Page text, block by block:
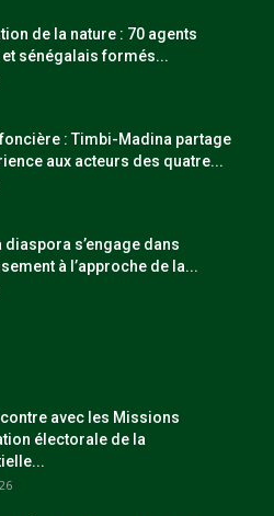
de la nature : 70 agents
sénégalais formés...
: Timbi-Madina partage
aux acteurs des quatre...
diaspora s’engage dans
à l’approche de la...
avec les Missions
électorale de la